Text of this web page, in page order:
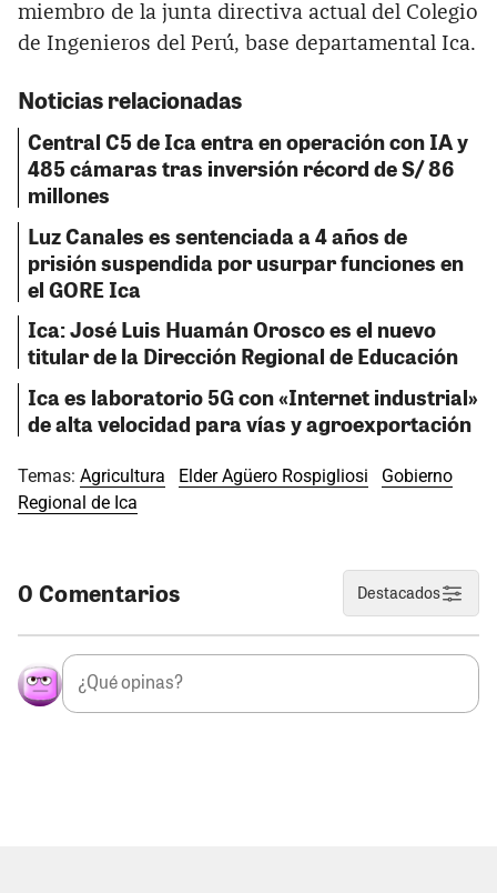
miembro de la junta directiva actual del Colegio
de Ingenieros del Perú, base departamental Ica.
Noticias relacionadas
Central C5 de Ica entra en operación con IA y
485 cámaras tras inversión récord de S/ 86
millones
Luz Canales es sentenciada a 4 años de
prisión suspendida por usurpar funciones en
el GORE Ica
Ica: José Luis Huamán Orosco es el nuevo
titular de la Dirección Regional de Educación
Ica es laboratorio 5G con «Internet industrial»
de alta velocidad para vías y agroexportación
Temas: Agricultura Elder Agüero Rospigliosi
Gobierno
Regional de Ica
0 Comentarios Destacados